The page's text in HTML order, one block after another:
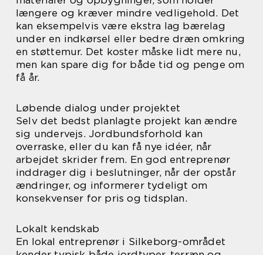
længere og kræver mindre vedligehold. Det
kan eksempelvis være ekstra lag bærelag
under en indkørsel eller bedre dræn omkring
en støttemur. Det koster måske lidt mere nu,
men kan spare dig for både tid og penge om
få år.
Løbende dialog under projektet
Selv det bedst planlagte projekt kan ændre
sig undervejs. Jordbundsforhold kan
overraske, eller du kan få nye idéer, når
arbejdet skrider frem. En god entreprenør
inddrager dig i beslutninger, når der opstår
ændringer, og informerer tydeligt om
konsekvenser for pris og tidsplan.
Lokalt kendskab
En lokal entreprenør i Silkeborg-området